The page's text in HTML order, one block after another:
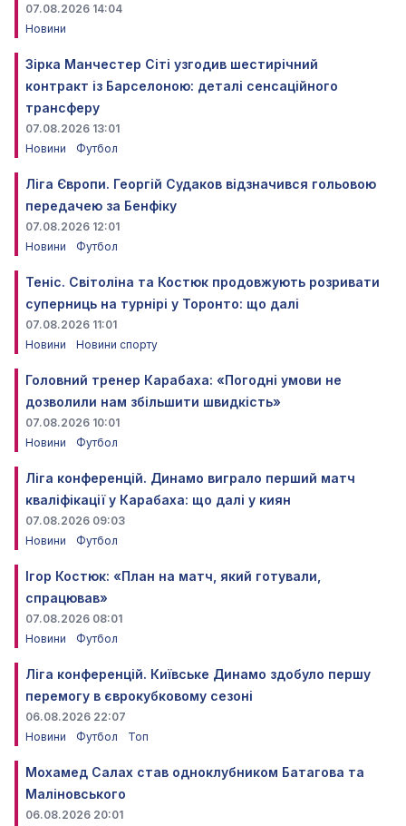
07.08.2026 14:04
Новини
Зірка Манчестер Сіті узгодив шестирічний
контракт із Барселоною: деталі сенсаційного
трансферу
07.08.2026 13:01
Новини
Футбол
Ліга Європи. Георгій Судаков відзначився гольовою
передачею за Бенфіку
07.08.2026 12:01
Новини
Футбол
Теніс. Світоліна та Костюк продовжують розривати
суперниць на турнірі у Торонто: що далі
07.08.2026 11:01
Новини
Новини спорту
Головний тренер Карабаха: «Погодні умови не
дозволили нам збільшити швидкість»
07.08.2026 10:01
Новини
Футбол
Ліга конференцій. Динамо виграло перший матч
кваліфікації у Карабаха: що далі у киян
07.08.2026 09:03
Новини
Футбол
Ігор Костюк: «План на матч, який готували,
спрацював»
07.08.2026 08:01
Новини
Футбол
Ліга конференцій. Київське Динамо здобуло першу
перемогу в єврокубковому сезоні
06.08.2026 22:07
Новини
Футбол Топ
Мохамед Салах став одноклубником Батагова та
Маліновського
06.08.2026 20:01